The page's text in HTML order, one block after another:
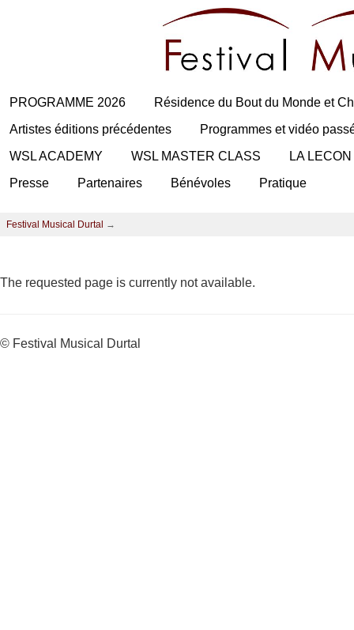
PROGRAMME 2026
Résidence du Bout du Monde et
Artistes éditions précédentes
Programmes et vidéo
WSL ACADEMY
WSL MASTER CLASS
LA
Presse
Partenaires Bénévoles Pratique
Festival Musical Durtal →
The requested page is currently not available.
© Festival Musical Durtal